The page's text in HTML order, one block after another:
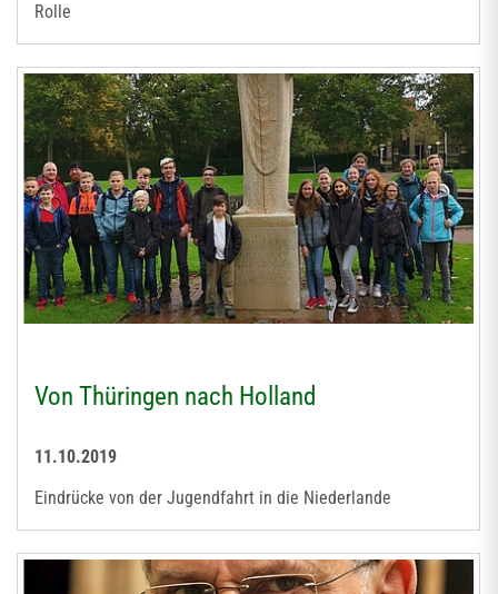
Rolle
Von Thüringen nach Holland
11.10.2019
Eindrücke von der Jugendfahrt in die Niederlande